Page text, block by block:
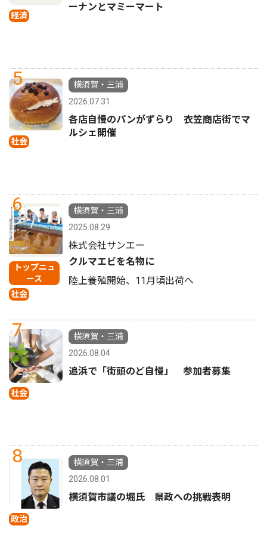
経済
ーナンとマミーマート
5
社会
横須賀・三浦
2026.07.31
各店自慢のパンがずらり 衣笠商店街でマ
ルシェ開催
6
トップニュ
ース
社会
横須賀・三浦
2025.08.29
株式会社サンエー
クルマエビを名物に
陸上養殖開始、11月頃出荷へ
7
社会
横須賀・三浦
2026.08.04
追浜で「街頭のど自慢」 参加者募集
8
政治
横須賀・三浦
2026.08.01
横須賀市議の堀氏 県政への挑戦表明